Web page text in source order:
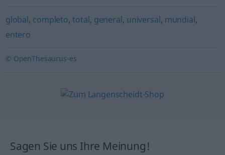
global, completo,total, general, universal, mundial,
entero
© OpenThesaurus-es
Sagen Sie uns Ihre Meinung!